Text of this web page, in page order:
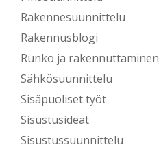
Rakennesuunnittelu
Rakennusblogi
Runko ja rakennuttaminen
Sähkösuunnittelu
Sisäpuoliset työt
Sisustusideat
Sisustussuunnittelu